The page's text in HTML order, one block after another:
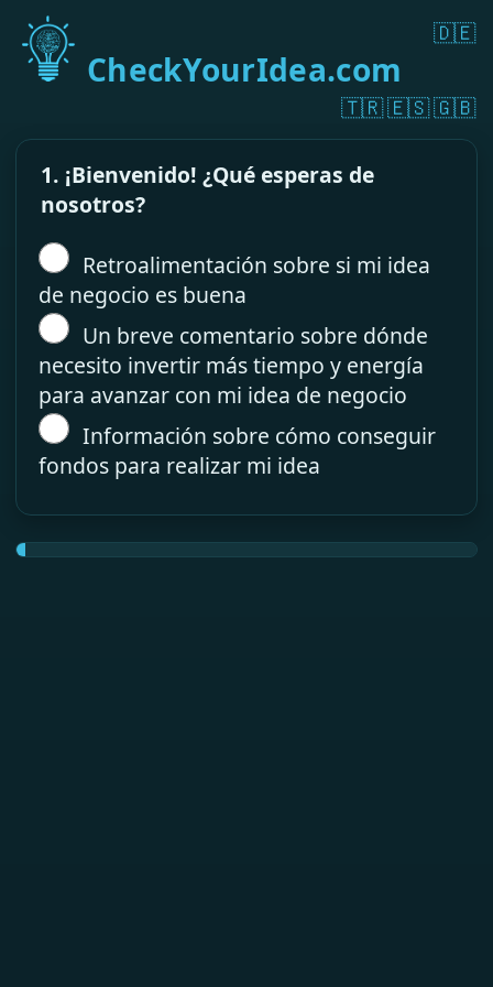
CheckYourIdea.com
🇩🇪
🇬🇧
🇪🇸
🇹🇷
1. ¡Bienvenido! ¿Qué esperas de
nosotros?
Retroalimentación sobre si mi idea
de negocio es buena
Un breve comentario sobre dónde
necesito invertir más tiempo y energía
para avanzar con mi idea de negocio
Información sobre cómo conseguir
fondos para realizar mi idea